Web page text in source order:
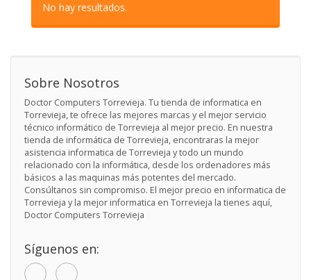
No hay resultados.
Sobre Nosotros
Doctor Computers Torrevieja. Tu tienda de informatica en
Torrevieja, te ofrece las mejores marcas y el mejor servicio
técnico informático de Torrevieja al mejor precio. En nuestra
tienda de informática de Torrevieja, encontraras la mejor
asistencia informatica de Torrevieja y todo un mundo
relacionado con la informática, desde los ordenadores más
básicos a las maquinas más potentes del mercado.
Consúltanos sin compromiso. El mejor precio en informatica de
Torrevieja y la mejor informatica en Torrevieja la tienes aquí,
Doctor Computers Torrevieja
Síguenos en: